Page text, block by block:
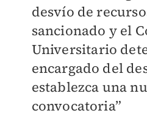
desvío de
sancionado y el
Universitario
encargado del
establezca una
convocatoria”